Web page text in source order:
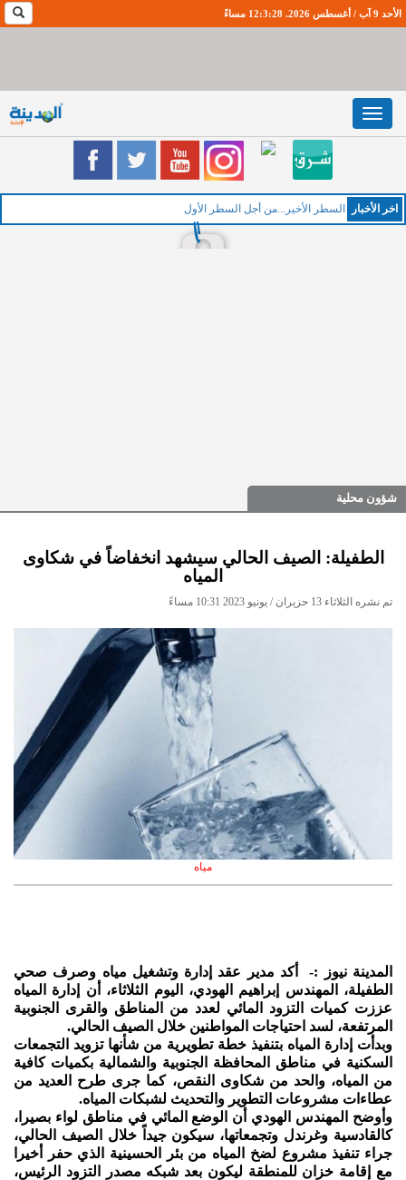
الأحد 9 آب / أغسطس 2026. 12:3:29 مساءً
Toggle
navigation
اخر اﻷخبار
شؤون محلية
الطفيلة: الصيف الحالي سيشهد انخفاضاً في شكاوى
المياه
تم نشره الثلاثاء 13 حزيران / يونيو 2023 10:31 مساءً
مياه
المدينة نيوز :- أكد مدير عقد إدارة وتشغيل مياه وصرف صحي
الطفيلة، المهندس إبراهيم الهودي، اليوم الثلاثاء، أن إدارة المياه
عززت كميات التزود المائي لعدد من المناطق والقرى الجنوبية
المرتفعة، لسد احتياجات المواطنين خلال الصيف الحالي.
وبدأت إدارة المياه بتنفيذ خطة تطويرية من شأنها تزويد التجمعات
السكنية في مناطق المحافظة الجنوبية والشمالية بكميات كافية
من المياه، والحد من شكاوى النقص، كما جرى طرح العديد من
عطاءات مشروعات التطوير والتحديث لشبكات المياه.
وأوضح المهندس الهودي أن الوضع المائي في مناطق لواء بصيرا،
كالقادسية وغرندل وتجمعاتها، سيكون جيداً خلال الصيف الحالي،
جراء تنفيذ مشروع لضخ المياه من بئر الحسينية الذي حفر أخيرا
مع إقامة خزان للمنطقة ليكون بعد شبكه مصدر التزود الرئيس،